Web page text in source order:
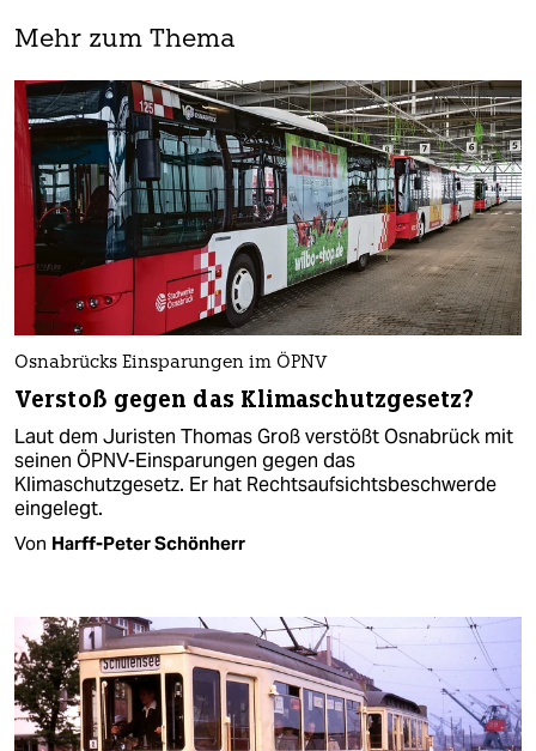
Mehr zum Thema
Osnabrücks Einsparungen im ÖPNV
Verstoß gegen das Klimaschutzgesetz?
Laut dem Juristen Thomas Groß verstößt Osnabrück mit
seinen ÖPNV-Einsparungen gegen das
Klimaschutzgesetz. Er hat Rechtsaufsichtsbeschwerde
eingelegt.
Von Harff-Peter Schönherr